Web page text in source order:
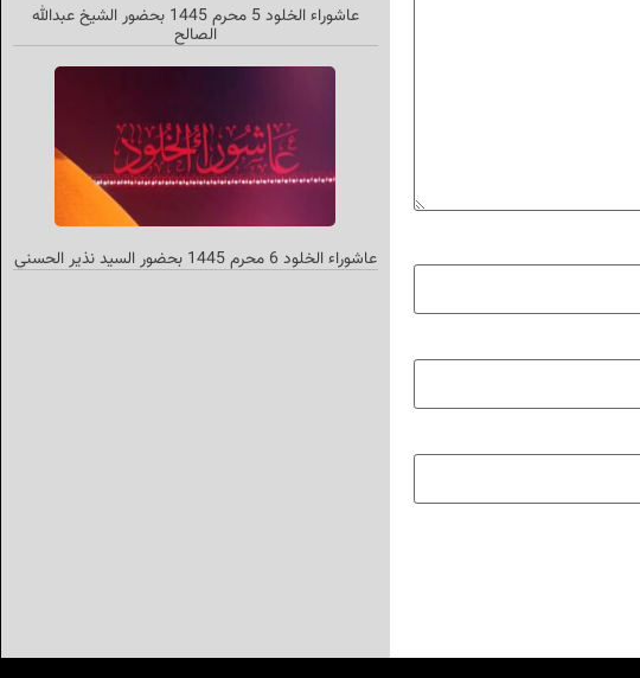
عاشوراء الخلود 5 محرم 1445 بحضور الشيخ عبدالله
الصالح
عاشوراء الخلود 6 محرم 1445 بحضور السيد نذير الحسني